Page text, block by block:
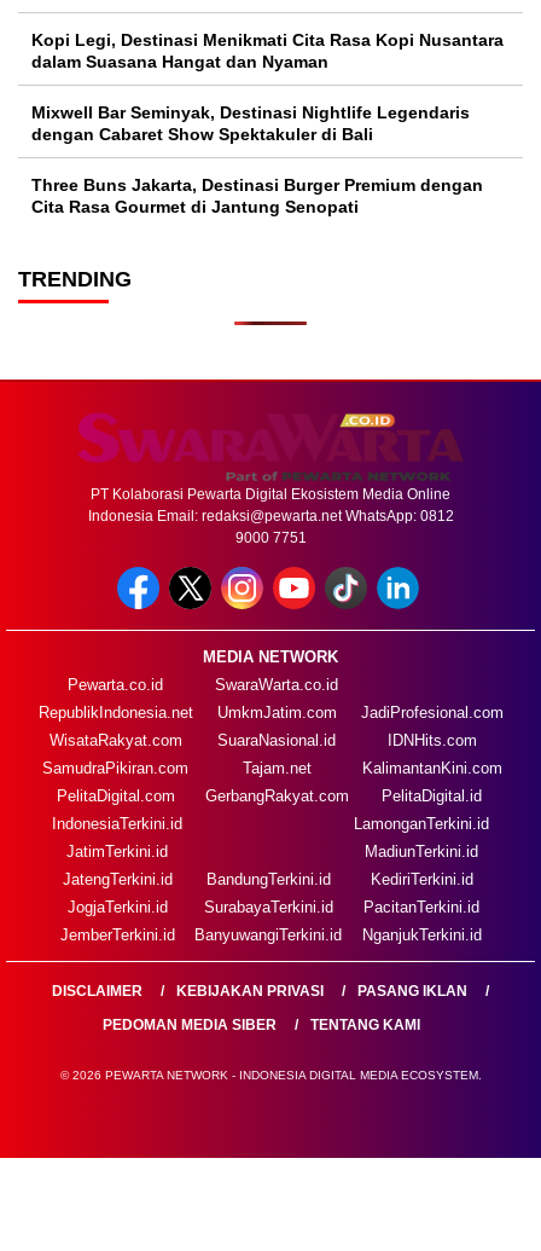
Kopi Legi, Destinasi Menikmati Cita Rasa Kopi Nusantara
dalam Suasana Hangat dan Nyaman
Mixwell Bar Seminyak, Destinasi Nightlife Legendaris
dengan Cabaret Show Spektakuler di Bali
Three Buns Jakarta, Destinasi Burger Premium dengan
Cita Rasa Gourmet di Jantung Senopati
TRENDING
PT Kolaborasi Pewarta Digital Ekosistem Media Online
Indonesia Email: redaksi@pewarta.netWhatsApp: 0812
9000 7751
MEDIA NETWORK
Pewarta.co.id
RepublikIndonesia.net
WisataRakyat.com
SamudraPikiran.com
PelitaDigital.com
SwaraWarta.co.id
UmkmJatim.com
SuaraNasional.id
Tajam.net
GerbangRakyat.com
JadiProfesional.com
IDNHits.com
KalimantanKini.com
PelitaDigital.id
IndonesiaTerkini.id
JatimTerkini.id
JatengTerkini.id
JogjaTerkini.id
JemberTerkini.id
BandungTerkini.id
SurabayaTerkini.id
BanyuwangiTerkini.id
LamonganTerkini.id
MadiunTerkini.id
KediriTerkini.id
PacitanTerkini.id
NganjukTerkini.id
DISCLAIMER KEBIJAKAN PRIVASI
PASANG IKLAN
PEDOMAN MEDIA SIBER
TENTANG KAMI
© 2026 PEWARTA NETWORK - INDONESIA DIGITAL MEDIA ECOSYSTEM.